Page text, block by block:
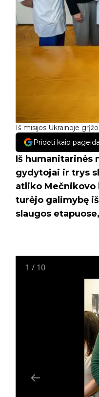
Iš misijos Ukrainoje
Pridėti kaip
Iš humanitarinės
gydytojai ir trys
atliko Mečnikovo
turėjo galimybę
slaugos
1 / 10